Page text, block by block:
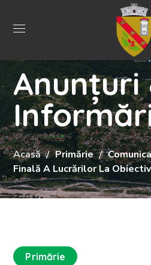
Anunțuri
Acasă Primărie
Finală A Lucrărilor La
Primărie